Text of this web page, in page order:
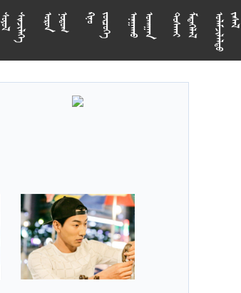












  






  







  










  












  













 